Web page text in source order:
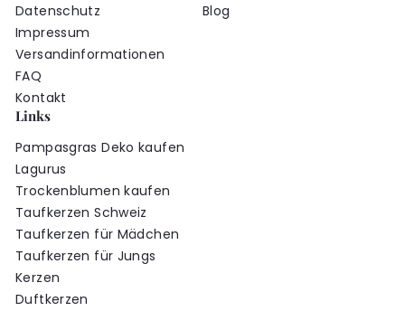
Datenschutz
Impressum
Versandinformationen
FAQ
Kontakt
Blog
Links
Pampasgras Deko kaufen
Lagurus
Trockenblumen kaufen
Taufkerzen Schweiz
Taufkerzen für Mädchen
Taufkerzen für Jungs
Kerzen
Duftkerzen